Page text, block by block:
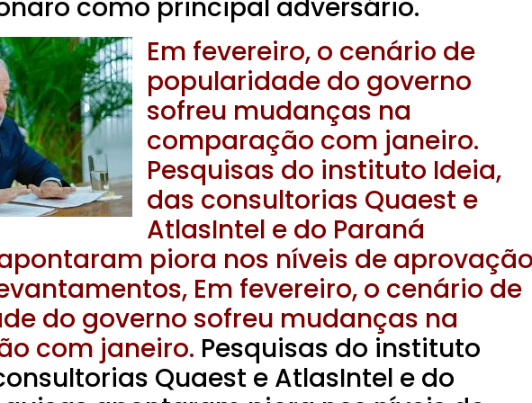
como principal adversário.
Em fevereiro, o cenário de
popularidade do governo
sofreu mudanças na
comparação com janeiro.
Pesquisas do instituto Ideia,
das consultorias Quaest e
AtlasIntel e do Paraná
piora nos níveis de
Em fevereiro, o cenário de
do governo sofreu mudanças na
com janeiro. Pesquisas do instituto
Quaest e AtlasIntel e do